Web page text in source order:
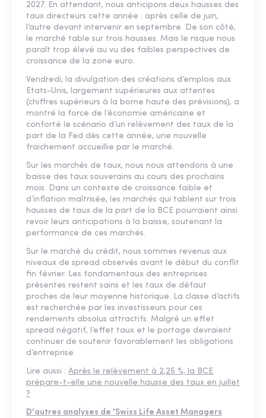
2027. En attendant, nous anticipons deux hausses des
taux directeurs cette année : après celle de juin,
l’autre devant intervenir en septembre. De son côté,
le marché table sur trois hausses. Mais le risque nous
paraît trop élevé au vu des faibles perspectives de
croissance de la zone euro.
Vendredi, la divulgation des créations d’emplois aux
Etats-Unis, largement supérieures aux attentes
(chiffres supérieurs à la borne haute des prévisions), a
montré la force de l’économie américaine et
conforté le scénario d’un relèvement des taux de la
part de la Fed dès cette année, une nouvelle
fraichement accueillie par le marché.
Sur les marchés de taux, nous nous attendons à une
baisse des taux souverains au cours des prochains
mois. Dans un contexte de croissance faible et
d’inflation maîtrisée, les marchés qui tablent sur trois
hausses de taux de la part de la BCE pourraient ainsi
revoir leurs anticipations à la baisse, soutenant la
performance de ces marchés.
Sur le marché du crédit, nous sommes revenus aux
niveaux de spread observés avant le début du conflit
fin février. Les fondamentaux des entreprises
présentes restent sains et les taux de défaut
proches de leur moyenne historique. La classe d’actifs
est recherchée par les investisseurs pour ces
rendements absolus attractifs. Malgré un effet
spread négatif, l’effet taux et le portage devraient
continuer de soutenir favorablement les obligations
d’entreprise.
Lire aussi : Après le relèvement à 2,25 %, la BCE
prépare-t-elle une nouvelle hausse des taux en juillet
?
D'autres analyses de 'Swiss Life Asset Managers